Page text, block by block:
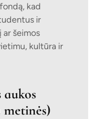
kad
ir
šeimos
kultūra ir
metinės)